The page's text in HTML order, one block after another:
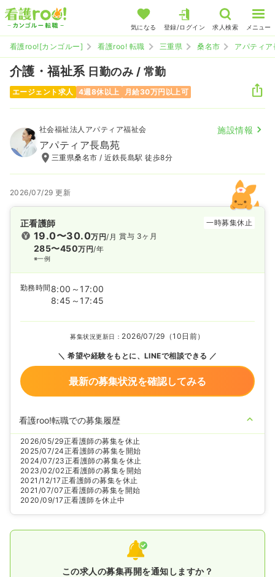
気になる 登録/ログイン 求人検索 メニュー
看護roo![カンゴルー] 看護roo! 転職 三重県 桑名市 アパティ
介護・福祉系 日勤のみ / 常勤
エージェント求人 4週8休以上 月給30万円以上可
社会福祉法人アパティア福祉会 施設情報
アパティア長島苑
三重県桑名市 / 近鉄長島駅 徒歩8分
2026/07/29 更新
正看護師 一時募集休止
19.0〜30.0万円/月
285〜450万円/年
※一例
賞与 3ヶ月
勤務時間 8:00～17:00
8:45～17:45
募集状況更新日： 2026/07/29（10日前）
希望や経験をもとに、LINEで相談できる
最新の募集状況を確認してみる
看護roo!転職での募集履歴
2026/05/29正看護師の募集を休止
2025/07/24正看護師の募集を開始
2024/07/23正看護師の募集を休止
2023/02/02正看護師の募集を開始
2021/12/17正看護師の募集を休止
2021/07/07正看護師の募集を開始
2020/09/17正看護師を休止中
この求人の募集再開を通知しますか？